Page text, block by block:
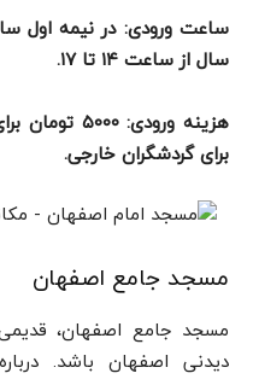
سال از ساعت ۱۴ تا ۱۷.
برای گردشگران خارجی.
مسجد جامع اصفهان
مسجد جامع اصفهان،
دیدنی اصفهان باشد.